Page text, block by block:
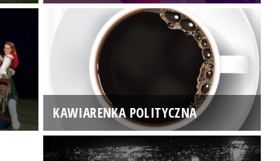
KAWIARENKA POLITYCZNA